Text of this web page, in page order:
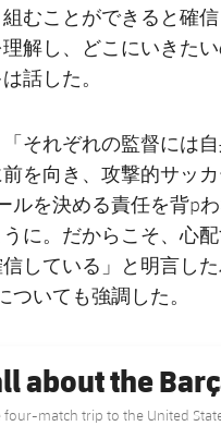
むことができると確信
解し、どこにいきた
話した。
それぞれの監督には
を向き、攻撃的サッ
ルを決める責任を背p
に。だからこそ、心
している」と明言し
いても強調した。
about the
match trip to the United